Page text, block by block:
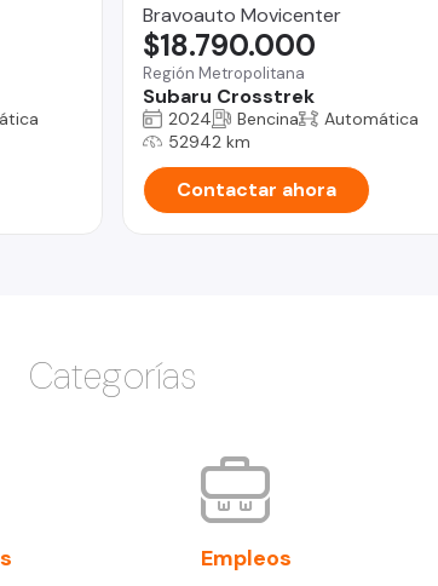
Bravoauto Movicenter
Región Metropolitana
Subaru Crosstrek
$18.790.000
2024 Bencina
Automática
52942 km
Contactar ahora
Categorías
Empleos